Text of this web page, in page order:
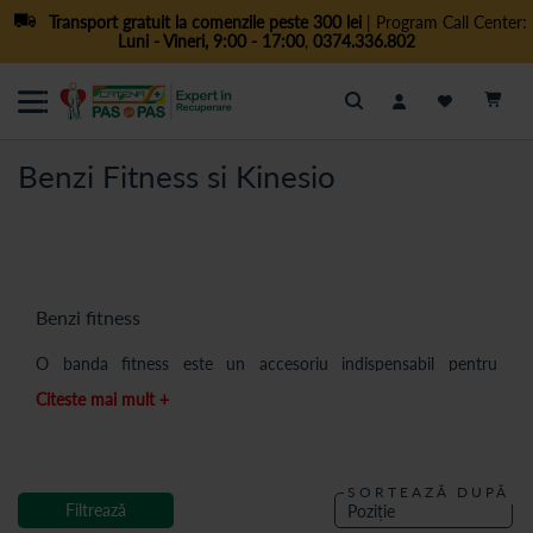
Transport gratuit la comenzile peste 300 lei| Program Call Center:
Luni - Vineri, 9:00 - 17:00, 0374.336.802
Cautare
Benzi Fitness si Kinesio
Benzi fitness
O banda fitness este un accesoriu indispensabil pentru
dovedi utila si in procesul de recuperare care are loc dupa o
postoperatorie, aceasta va avea rolul de a ajuta pacientul sa
execute corect exercitiile recomandate de medic (exercitii de
Citeste mai mult +
SORTEAZĂ DUPĂ
Filtrează